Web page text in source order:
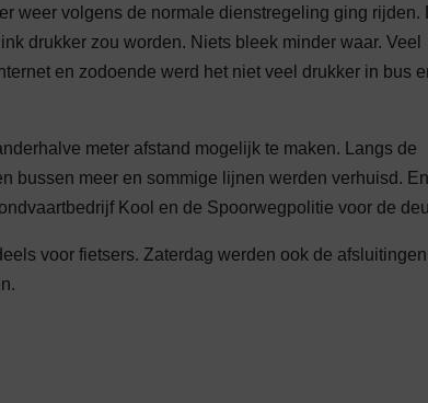
weer volgens de normale dienstregeling ging rijden.
drukker zou worden. Niets bleek minder waar. Veel
en zodoende werd het niet veel drukker in bus
meter afstand mogelijk te maken. Langs de
bussen meer en sommige lijnen werden verhuisd.
Kool en de Spoorwegpolitie voor de
voor fietsers. Zaterdag werden ook de afsluitingen